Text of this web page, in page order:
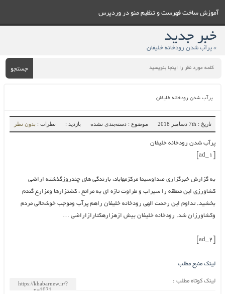
آموزش ساخت فهرست و تنظيم منو در وردپرس
خبر جدید
» پرآب شدن رودخانه خلیفان
جستجو
پرآب شدن رودخانه خلیفان
تاریخ : 7th دسامبر 2018 موضوع : دسته‌بندی نشده بازدید : نظرات : بدون نظر
پرآب شدن رودخانه خلیفان
به گزارش خبرگزاری صداوسیما مرکزمهاباد، بارندگی های چندروزگذشته اراضی
کشاورزی این منطقه را سیراب و طراوت تازه ای به مراتع ، کشتزارها ومزارع گندم
بخشید. تداوم این رحمت الهی رودخانه خلیفان راهم پرآب وموجب خوشحالی مردم
وکشاورزان شد. رودخانه خلیفان بیش ازهزارهکتارازاراضی …
لینک منبع مطلب
لینک کوتاه مطلب :